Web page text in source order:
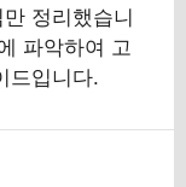
정리했습니
파악하여 고
드입니다.